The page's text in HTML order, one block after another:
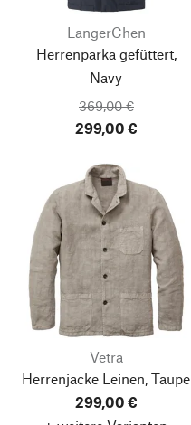
LangerChen
Herrenparka gefüttert,
Navy
369,00 €
299,00 €
Vetra
Herrenjacke Leinen, Taupe
299,00 €